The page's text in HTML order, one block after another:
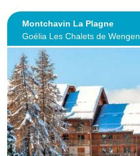
Montchavin La Plagne
Goélia Les Chalets de Wengen